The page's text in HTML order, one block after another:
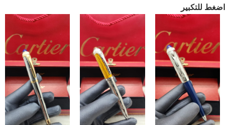
اضغط للتكبير